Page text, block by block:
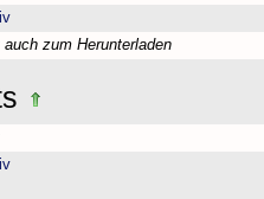
auch zum Herunterladen